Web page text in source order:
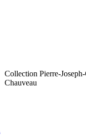
Collection Pierre-
Chauveau